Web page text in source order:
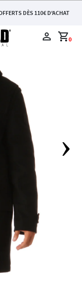
DÈS 110€ D'ACHAT
perm_identity 0
shopping_cart